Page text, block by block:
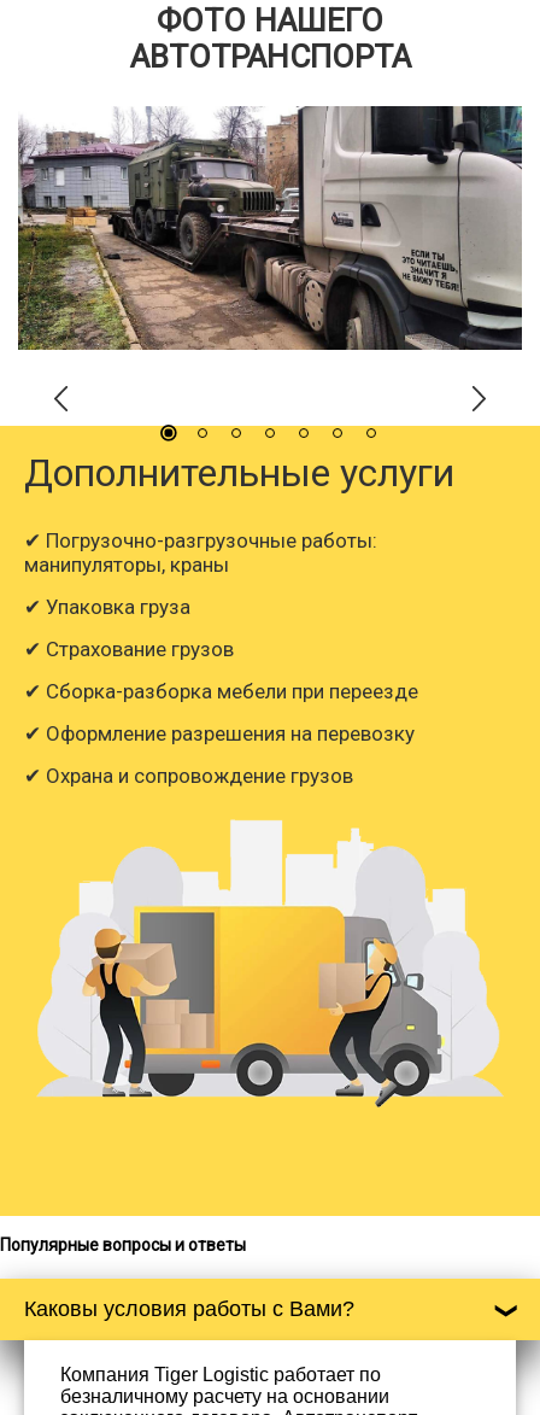
ФОТО НАШЕГО
АВТОТРАНСПОРТА
Дополнительные услуги
✔ Погрузочно-разгрузочные работы:
манипуляторы, краны
✔ Упаковка груза
✔ Страхование грузов
✔ Сборка-разборка мебели при переезде
✔ Оформление разрешения на перевозку
✔ Охрана и сопровождение грузов
Популярные вопросы и ответы
Каковы условия работы с Вами?
Компания Tiger Logistic работает по
безналичному расчету на основании